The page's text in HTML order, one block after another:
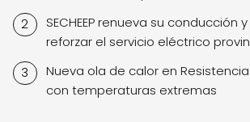
SECHEEP renueva su conducción
reforzar el servicio eléctrico
Nueva ola de calor en
con temperaturas extremas